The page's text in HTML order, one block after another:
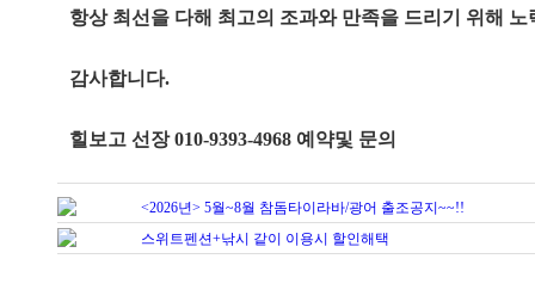
항상 최선을 다해 최고의 조과와 만족을 드리기 위해
감사합니다.
힐보고 선장 010-9393-4968 예약및 문의
<2026년> 5월~8월 참돔타이라바/광어 출조공지~~!!
스위트펜션+낚시 같이 이용시 할인해택